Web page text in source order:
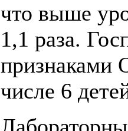
что выше
1,1 раза.
признаками
числе 6